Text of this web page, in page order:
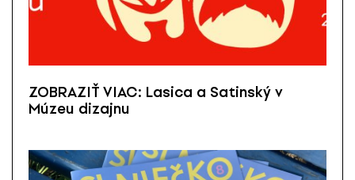
ZOBRAZIŤ VIAC: Lasica a Satinský v
Múzeu dizajnu